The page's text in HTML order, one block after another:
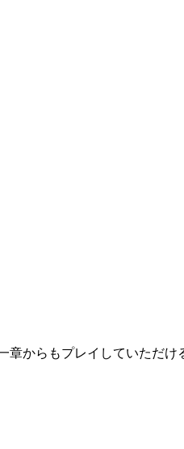
章からもプレイしていただけ